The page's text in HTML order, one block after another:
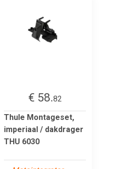
€ 58.82
Thule Montageset,
imperiaal / dakdrager
THU 6030